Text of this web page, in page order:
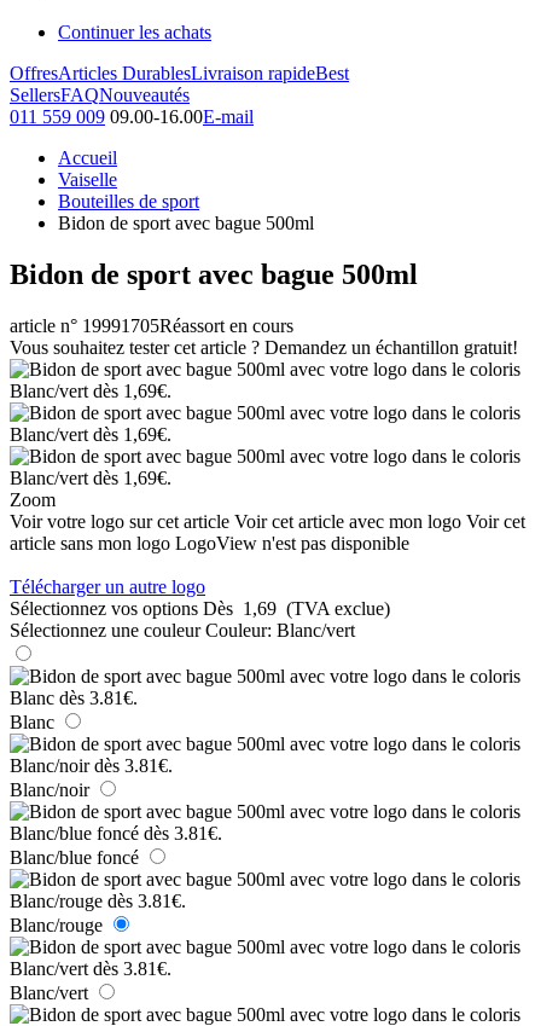
Continuer les achats
OffresArticles DurablesLivraison rapideBest
SellersFAQNouveautés
011 559 009 09.00-16.00E-mail
Accueil
Vaiselle
Bouteilles de sport
Bidon de sport avec bague 500ml
Bidon de sport avec bague 500ml
article n° 19991705Réassort en cours
Vous souhaitez tester cet article ? Demandez un échantillon gratuit!
Zoom
Voir votre logo sur cet article Voir cet article avec mon logo Voir cet
article sans mon logo LogoView n'est pas disponible
Télécharger un autre logo
Sélectionnez vos options Dès 1,69 (TVA exclue)
Sélectionnez une couleur Couleur: Blanc/vert
Blanc
Blanc/noir
Blanc/blue foncé
Blanc/rouge
Blanc/vert